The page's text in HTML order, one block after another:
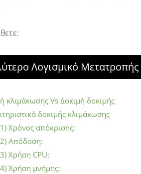
Λογισμικό
κλιμάκωσης Vs Δοκιμή δοκιμής
δοκιμής κλιμάκωσης
1) Χρόνος απόκρισης:
2) Απόδοση:
3) Χρήση CPU:
4) Χρήση μνήμης: